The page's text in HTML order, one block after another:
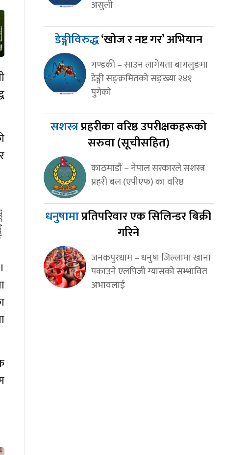
असुली
डेङ्गीविरुद्ध‘खोज र नष्ट गर’ अभियान
गण्डकी – साउन लागेयता बागलुङमा
डेङ्गी सङ्क्रमितको सङ्ख्या २४१
पुगेको
सशस्त्रप्रहरीका वरिष्ठ उपरीक्षकहरूको
सरुवा (सूचीसहित)
काठमाडौं – नेपाल सरकारले सशस्त्र
प्रहरी बल (एपीएफ) का वरिष्ठ
धनुषामाप्रतिपरिवार एक सिलिन्डर बिक्री
गरिने
जनकपुरधाम – धनुषा जिल्लामा खाना
पकाउने एलपिजी ग्यासको सम्भावित
अभावलाई